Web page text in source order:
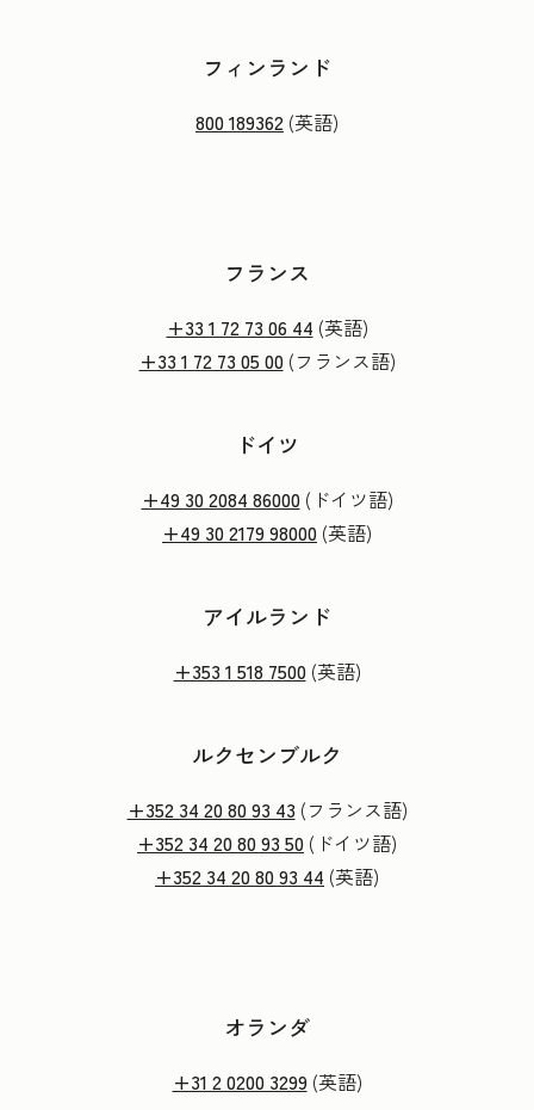
フィンランド
800 189362 (英語)
フランス
+33 1 72 73 06 44 (英語)
+33 1 72 73 05 00(フランス語)
ドイツ
+49 30 2084 86000(ドイツ語)
+49 30 2179 98000 (英語)
アイルランド
+353 1 518 7500(英語)
ルクセンブルク
+352 34 20 80 93 43 (フランス語)
+352 34 20 80 93 50 (ドイツ語)
+352 34 20 80 93 44 (英語)
オランダ
+31 2 0200 3299(英語)